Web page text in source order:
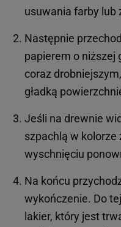
usuwania farby lub
Następnie
papierem o niższej
coraz
gładką
Jeśli na drewnie
szpachlą w kolorze
wyschnięciu
Na końcu
wykończenie. Do
lakier, który jest